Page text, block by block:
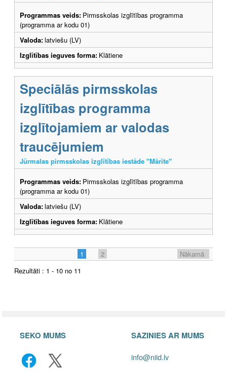
Programmas veids: Pirmsskolas izglītības programma
(programma ar kodu 01)
Valoda:latviešu (LV)
Izglītības ieguves forma: Klātiene
Speciālās pirmsskolas
izglītības programma
izglītojamiem ar valodas
traucējumiem
Jūrmalas pirmsskolas izglītības iestāde "Mārīte"
Programmas veids: Pirmsskolas izglītības programma
(programma ar kodu 01)
Valoda:latviešu (LV)
Izglītības ieguves forma: Klātiene
1 2
Nākamā
Rezultāti : 1 - 10 no 11
SEKO MUMS SAZINIES AR MUMS
info@niid.lv